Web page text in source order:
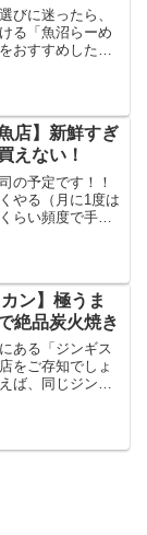
びに迷ったら、
る「魚沼らーめ
おすすめした
あ...
店】新鮮すぎ
えない！
の予定です！！
やる（月に1度は
らい頻度で手巻
...
ン】極うま
絶品炭火焼き
ある「ジンギス
をご存知でしょ
ば、同じジンギ
ギ...